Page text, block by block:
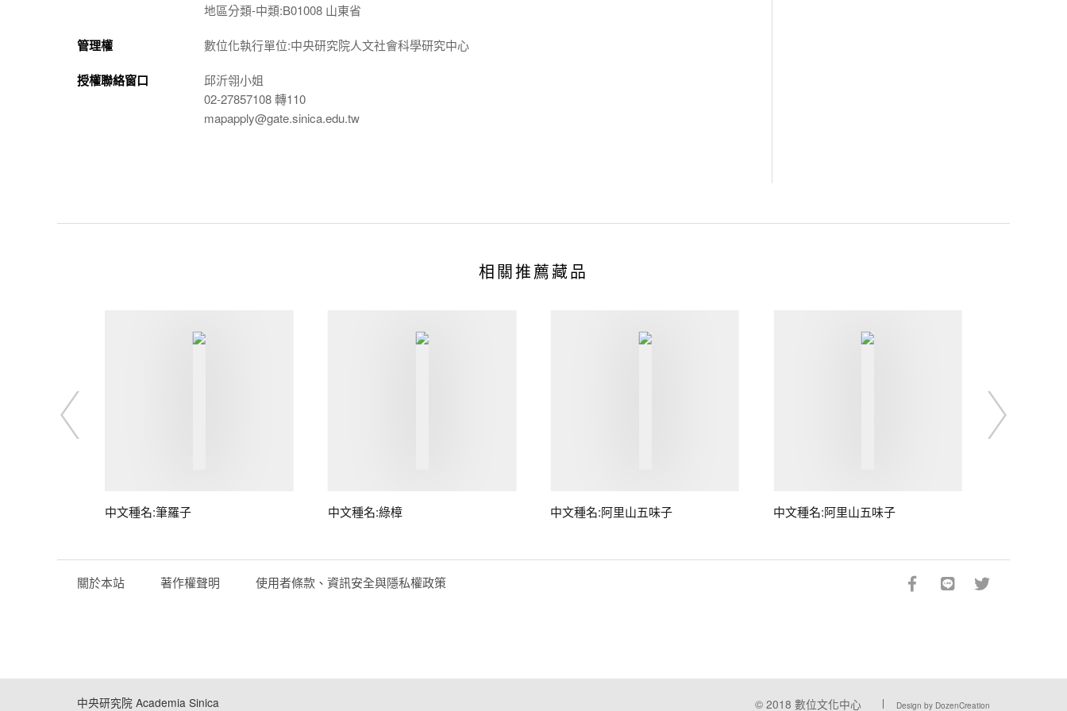
地區分類-中類:B01008 山東省
管理權 數位化執行單位:中央研究院人文社會科學研究中心
授權聯絡窗口
邱沂翎小姐
02-27857108 轉110
mapapply@gate.sinica.edu.tw
相關推薦藏品
中文種名:筆羅子 中文種名:綠樟 中文種名:阿里山五味子 中文種名:阿里山五味子
關於本站 著作權聲明 使用者條款、資訊安全與隱私權政策
中央研究院 Academia Sinica © 2018 數位文化中心 Design by DozenCreation